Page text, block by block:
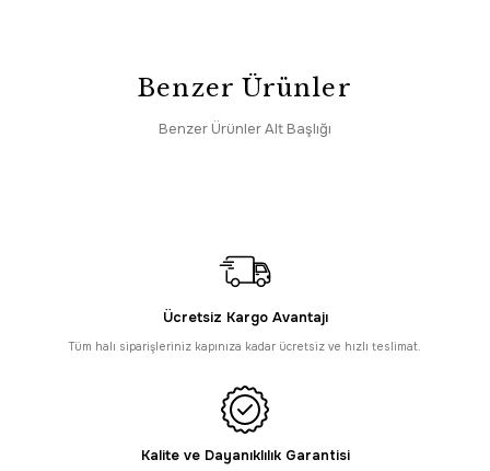
Benzer Ürünler
Benzer Ürünler Alt Başlığı
HIZLI TESLİMAT
SAAT 16:30’a KADAR AYNI GÜN KARGO
Dekorenti Nova 2002 Gri - Kaymaz Leke Tutmaz Kolay Temizlenir Halı
Ücretsiz Kargo Avantajı
Tüm halı siparişleriniz kapınıza kadar ücretsiz ve hızlı teslimat.
Kalite ve Dayanıklılık Garantisi